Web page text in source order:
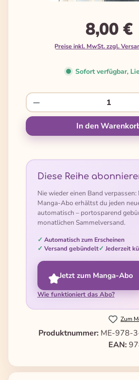
8,00 €
Preise inkl. MwSt. zzgl.
Sofort verfügbar,
Produkt Anzahl: Gib
In den
Diese Reihe
Nie wieder einen Band verpassen:
Manga-Abo erhältst du jeden
automatisch – portosparend
monatlichen Sammelversand.
Automatisch zum Erscheinen
Versand gebündelt
Jederzeit
Jetzt zum Manga-Abo
Wie funktioniert das Abo?
Zum
Produktnummer: ME-978-
EAN: